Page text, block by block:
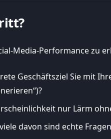
Media-Performance zu
Geschäftsziel Sie mit
nur Lärm
davon sind echte